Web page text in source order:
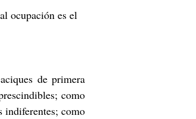
ocupación es el
de primera
como
indiferentes; como